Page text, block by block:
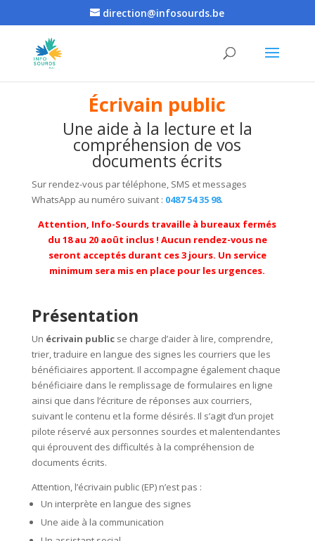
direction@infosourds.be
Écrivain public
Une aide à la lecture et la
compréhension de vos
documents écrits
Sur rendez-vous par téléphone, SMS et messages
WhatsApp au numéro suivant : 0487 54 35 98.
Attention, Info-Sourds travaille à bureaux fermés
du 18 au 20 août inclus ! Aucun rendez-vous ne
seront acceptés durant ces 3 jours. Un service
minimum sera mis en place pour les urgences.
Présentation
Un écrivain publicse charge d’aider à lire, comprendre,
trier, traduire en langue des signes les courriers que les
bénéficiaires apportent. Il accompagne également chaque
bénéficiaire dans le remplissage de formulaires en ligne
ainsi que dans l’écriture de réponses aux courriers,
suivant le contenu et la forme désirés. Il s’agit d’un projet
pilote réservé aux personnes sourdes et malentendantes
qui éprouvent des difficultés à la compréhension de
documents écrits.
Attention, l’écrivain public (EP) n’est pas :
Un interprète en langue des signes
Une aide à la communication